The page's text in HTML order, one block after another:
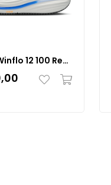
Nike Air Winflo 12 100 Renk 100